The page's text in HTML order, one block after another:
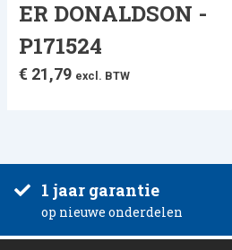
ER DONALDSON -
P171524
€ 21,79 excl. BTW
1 jaar garantie
op nieuwe onderdelen